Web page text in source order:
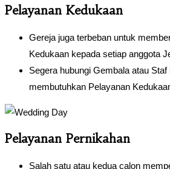
Pelayanan Kedukaan
Gereja juga terbeban untuk
Kedukaan kepada setiap anggota
Segera hubungi Gembala atau
membutuhkan Pelayanan
Pelayanan Pernikahan
Salah satu atau kedua calon